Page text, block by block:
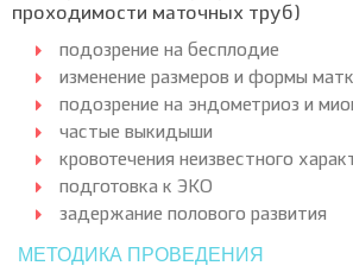
подозрение на бесплодие
изменение размеров и формы
подозрение на эндометриоз и
частые выкидыши
кровотечения неизвестного
подготовка к ЭКО
задержание полового развития
МЕТОДИКА ПРОВЕДЕНИЯ